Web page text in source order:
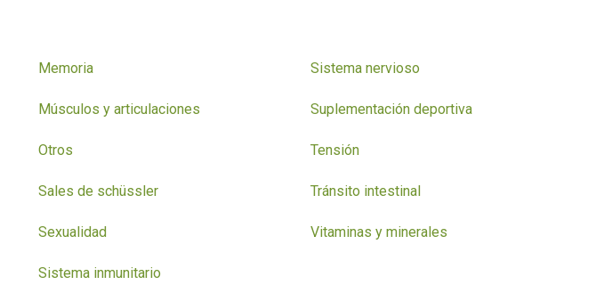
Memoria
Músculos y articulaciones
Otros
Sales de schüssler
Sexualidad
Sistema inmunitario
Sistema nervioso
Suplementación deportiva
Tensión
Tránsito intestinal
Vitaminas y minerales